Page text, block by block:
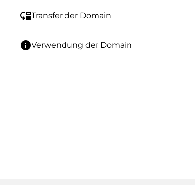
move_downTransfer der Domain
infoVerwendung der Domain